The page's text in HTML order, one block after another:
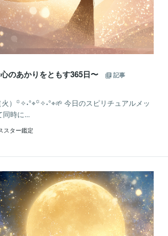
のあかりをともす365日〜
記事
）꙳✧˖°⌖꙳✧˖°⌖🌱 今日のスピリチュアルメッ
同時に...
スター鑑定